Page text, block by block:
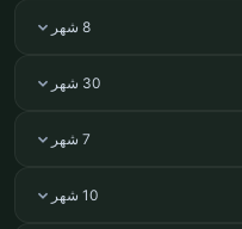
8 شهر
30 شهر
7 شهر
10 شهر